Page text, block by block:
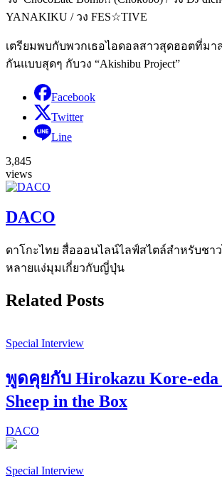
YANAKIKU / วง FES☆TIVE
เตรียมพบกับพวกเธอไอดอลสาวสุดฮอตที่มา
กันแบบสุดๆ กับวง “Akishibu Project”
Facebook
Twitter
Line
3,845
views
DACO
ดาโกะไทย สื่อออนไลน์ไลฟ์สไตล์สำหรับชา
หลายแง่มุมเกี่ยวกับญี่ปุ่น
Related Posts
Special Interview
พูดคุยกับ Hirokazu Kore-eda
Sheep in the Box
DACO
Special Interview